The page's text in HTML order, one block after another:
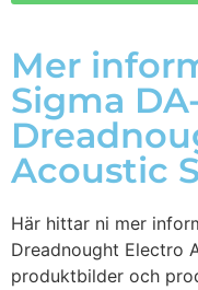
Mer
Sigma
Acoustic
Här hittar ni mer
Dreadnought Electro
produktbilder och